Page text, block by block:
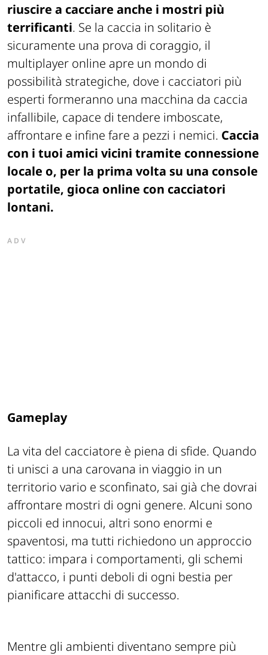
riuscire a cacciare anche i mostri più
terrificanti. Se la caccia in solitario è
sicuramente una prova di coraggio, il
multiplayer online apre un mondo di
possibilità strategiche, dove i cacciatori più
esperti formeranno una macchina da caccia
infallibile, capace di tendere imboscate,
affrontare e infine fare a pezzi i nemici. Caccia
con i tuoi amici vicini tramite connessione
locale o, per la prima volta su una console
portatile, gioca online con cacciatori
lontani.
ADV
Gameplay
La vita del cacciatore è piena di sfide. Quando
ti unisci a una carovana in viaggio in un
territorio vario e sconfinato, sai già che dovrai
affrontare mostri di ogni genere. Alcuni sono
piccoli ed innocui, altri sono enormi e
spaventosi, ma tutti richiedono un approccio
tattico: impara i comportamenti, gli schemi
d'attacco, i punti deboli di ogni bestia per
pianificare attacchi di successo.
Mentre gli ambienti diventano sempre più